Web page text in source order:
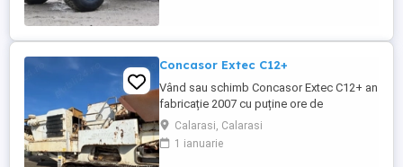
durabilitate și performanță maximă în
Concasor Extec C12+
Vând sau schimb Concasor Extec C12+ an
fabricație 2007 cu puține ore de
funcționare.
Calarasi, Calarasi
1 ianuarie